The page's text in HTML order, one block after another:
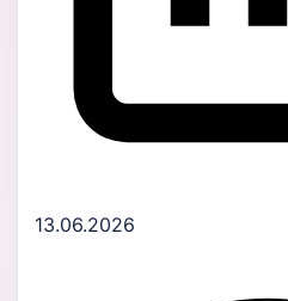
13.06.2026